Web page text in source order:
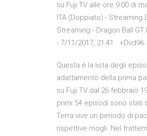
su Fuji TV alle ore 9:00 di
ITA (Doppiato) - Streaming
Streaming - Dragon Ball
- 7/11/2017, 21:41 .
Questa è la lista degli
adattamento della prima
su Fuji TV dal 26 febbraio
primi 54 episodi sono stati
Terra vive un periodo di
rispettive mogli. Nel